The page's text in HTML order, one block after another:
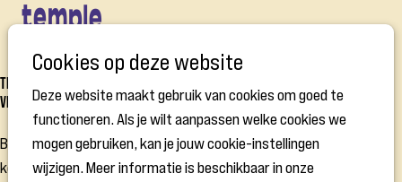
Cookies op deze website
Deze website maakt gebruik van cookies om goed te
functioneren. Als je wilt aanpassen welke cookies we
mogen gebruiken, kan je jouw cookie-instellingen
wijzigen. Meer informatie is beschikbaar in onze
TEMPLE OF PEACE voor
Vredesbouwers
Bij Pax Christi Vlaanderen geloven we dat vrede niet vanzelf
komt, maar dat we er elke dag samen aan kunnen bouwen.